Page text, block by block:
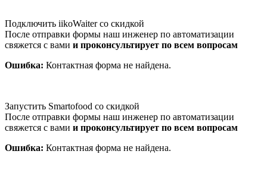
Подключить iikoWaiter со скидкой
После отправки формы наш инженер по автоматизации
свяжется с вами и проконсультирует по всем вопросам
Ошибка: Контактная форма не найдена.
Запустить Smartofood со скидкой
После отправки формы наш инженер по автоматизации
свяжется с вами и проконсультирует по всем вопросам
Ошибка: Контактная форма не найдена.